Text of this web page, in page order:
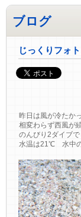
ブログ
じっくりフォ
昨日は風が冷たか
相変わらず西風が
のんびり2ダイブで
水温は21℃ 水中の